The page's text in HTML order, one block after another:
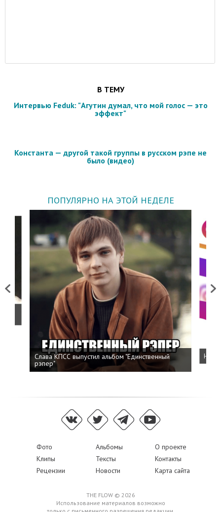
В ТЕМУ
Интервью Feduk: "Агутин думал, что мой голос — это
эффект"
Константа — другой такой группы в русском рэпе не
было (видео)
ПОПУЛЯРНО НА ЭТОЙ НЕДЕЛЕ
Previous
Слава КПСС выпустил альбом "Единственный
рэпер"
Next
Фото Альбомы
О проекте
Клипы
Тексты
Контакты
Рецензии
Новости Карта сайта
THE FLOW © 2026
Использование материалов возможно